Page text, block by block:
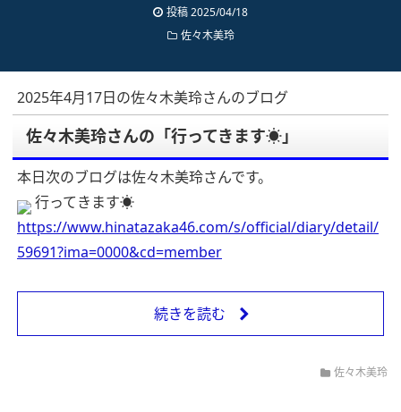
投稿 2025/04/18
佐々木美玲
2025年4月17日の佐々木美玲さんのブログ
佐々木美玲さんの「行ってきます☀️」
本日次のブログは佐々木美玲さんです。
行ってきます☀️
https://www.hinatazaka46.com/s/official/diary/detail/
59691?ima=0000&cd=member
続きを読む
佐々木美玲